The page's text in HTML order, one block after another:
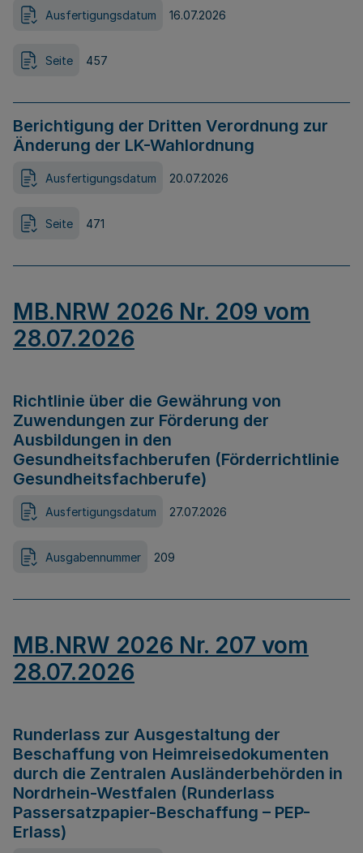
Ausfertigungsdatum 16.07.2026
Seite 457
Berichtigung der Dritten Verordnung zur
Änderung der LK-Wahlordnung
Ausfertigungsdatum 20.07.2026
Seite 471
MB.NRW 2026 Nr. 209 vom
28.07.2026
Richtlinie über die Gewährung von
Zuwendungen zur Förderung der
Ausbildungen in den
Gesundheitsfachberufen (Förderrichtlinie
Gesundheitsfachberufe)
Ausfertigungsdatum 27.07.2026
Ausgabennummer 209
MB.NRW 2026 Nr. 207 vom
28.07.2026
Runderlass zur Ausgestaltung der
Beschaffung von Heimreisedokumenten
durch die Zentralen Ausländerbehörden in
Nordrhein-Westfalen (Runderlass
Passersatzpapier-Beschaffung – PEP-
Erlass)